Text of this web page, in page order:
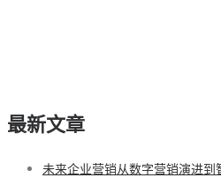
最新文章
未来企业营销从数字营销演进到